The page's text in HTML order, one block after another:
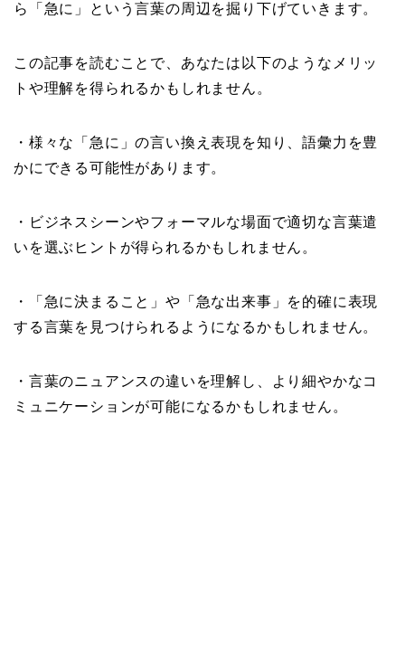
ら「急に」という言葉の周辺を掘り下げていきます。
この記事を読むことで、あなたは以下のようなメリッ
トや理解を得られるかもしれません。
・様々な「急に」の言い換え表現を知り、語彙力を豊
かにできる可能性があります。
・ビジネスシーンやフォーマルな場面で適切な言葉遣
いを選ぶヒントが得られるかもしれません。
・「急に決まること」や「急な出来事」を的確に表現
する言葉を見つけられるようになるかもしれません。
・言葉のニュアンスの違いを理解し、より細やかなコ
ミュニケーションが可能になるかもしれません。